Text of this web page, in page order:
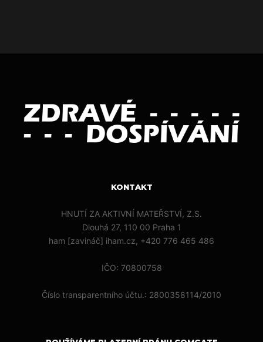
KONTAKT
HNUTÍ ZA AKTIVNÍ MATEŘSTVÍ, Z.S.
Dlouhá 27, 110 00 Praha 1
ham [zavináč] iham.cz, +420 776 465 486
IČO: 70800758
Číslo transparentního účtu.: 2800358114/2010